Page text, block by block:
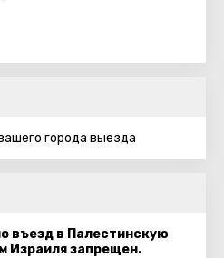
города выезда
въезд в Палестинскую
Израиля запрещен.